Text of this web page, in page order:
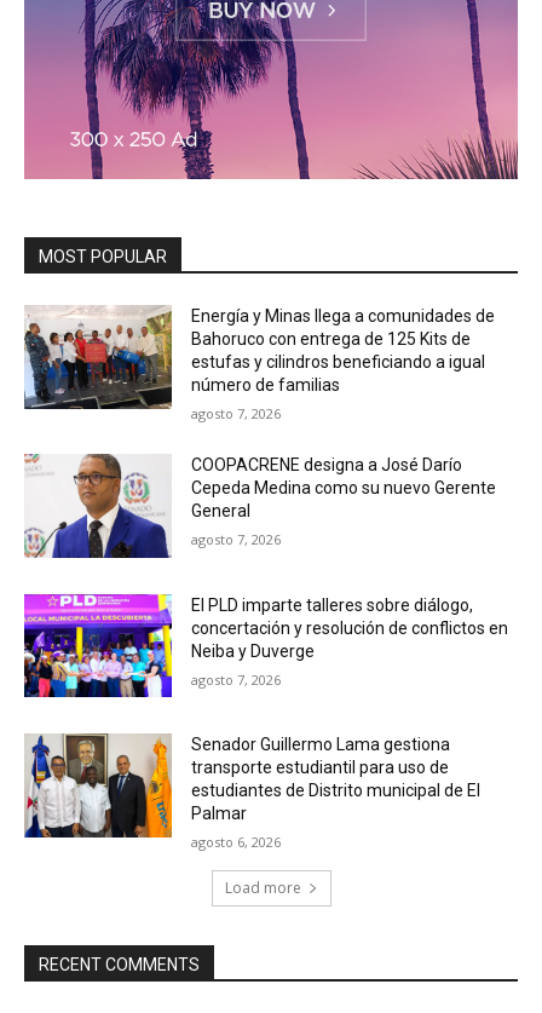
MOST POPULAR
Energía y Minas llega a comunidades de
Bahoruco con entrega de 125 Kits de
estufas y cilindros beneficiando a igual
número de familias
agosto 7, 2026
COOPACRENE designa a José Darío
Cepeda Medina como su nuevo Gerente
General
agosto 7, 2026
El PLD imparte talleres sobre diálogo,
concertación y resolución de conflictos en
Neiba y Duverge
agosto 7, 2026
Senador Guillermo Lama gestiona
transporte estudiantil para uso de
estudiantes de Distrito municipal de El
Palmar
agosto 6, 2026
Load more
RECENT COMMENTS